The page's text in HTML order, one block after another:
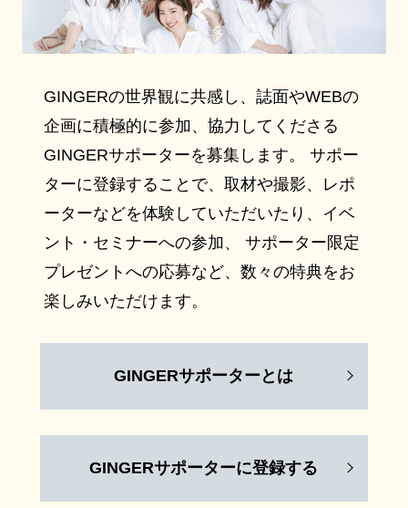
GINGERの世界観に共感し、誌面やWEBの
企画に積極的に参加、協力してくださる
GINGERサポーターを募集します。 サポー
ターに登録することで、取材や撮影、レポ
ーターなどを体験していただいたり、イベ
ント・セミナーへの参加、 サポーター限定
プレゼントへの応募など、数々の特典をお
楽しみいただけます。
GINGERサポーターとは
GINGERサポーターに登録する